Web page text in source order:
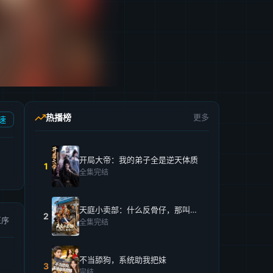
热播榜 更多
1
开局大帝：我的弟子全是逆天体质
全集完结
2
天庭小卖部：什么反骨仔，那叫打工仔！
全集完结
3
不当舔狗，系统助我把妹